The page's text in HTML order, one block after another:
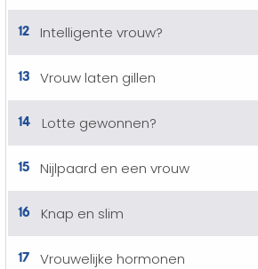
12 Intelligente vrouw?
13 Vrouw laten gillen
14 Lotte gewonnen?
15 Nijlpaard en een vrouw
16 Knap en slim
17 Vrouwelijke hormonen